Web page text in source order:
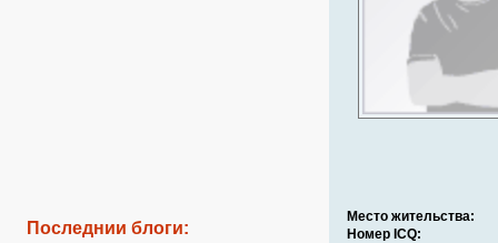
Последнии блоги:
Место жительства:
Номер ICQ: